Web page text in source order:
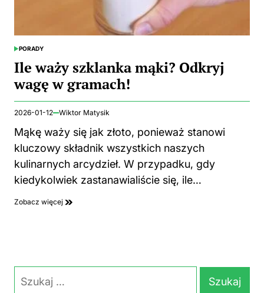
POSTED
PORADY
Ile waży szklanka mąki? Odkryj
wagę w gramach!
2026-01-12 Wiktor Matysik
Mąkę waży się jak złoto, ponieważ stanowi
kluczowy składnik wszystkich naszych
kulinarnych arcydzieł. W przypadku, gdy
kiedykolwiek zastanawialiście się, ile…
Zobacz więcej
Szukaj: